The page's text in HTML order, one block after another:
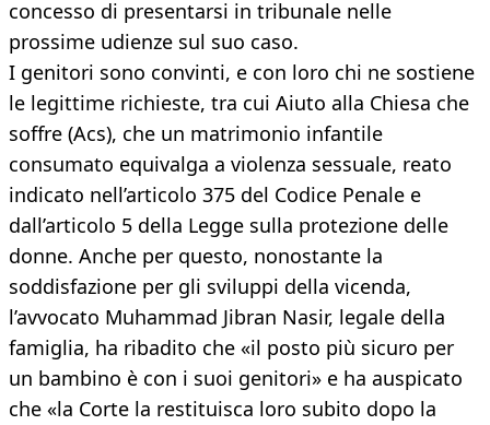
concesso di presentarsi in tribunale nelle
prossime udienze sul suo caso.
I genitori sono convinti, e con loro chi ne sostiene
le legittime richieste, tra cui Aiuto alla Chiesa che
soffre (Acs), che un matrimonio infantile
consumato equivalga a violenza sessuale, reato
indicato nell’articolo 375 del Codice Penale e
dall’articolo 5 della Legge sulla protezione delle
donne. Anche per questo, nonostante la
soddisfazione per gli sviluppi della vicenda,
l’avvocato Muhammad Jibran Nasir, legale della
famiglia, ha ribadito che «il posto più sicuro per
un bambino è con i suoi genitori» e ha auspicato
che «la Corte la restituisca loro subito dopo la